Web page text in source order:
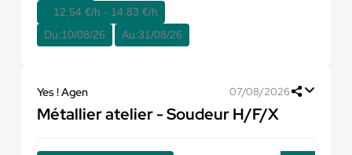
12,54 €/h - 14,83 €/h
Du:10/08/26 Au:31/08/26
Yes ! Agen 07/08/2026
Métallier atelier - Soudeur H/F/X